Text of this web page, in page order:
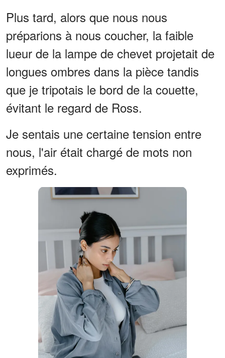
Plus tard, alors que nous nous
préparions à nous coucher, la faible
lueur de la lampe de chevet projetait de
longues ombres dans la pièce tandis
que je tripotais le bord de la couette,
évitant le regard de Ross.
Je sentais une certaine tension entre
nous, l'air était chargé de mots non
exprimés.